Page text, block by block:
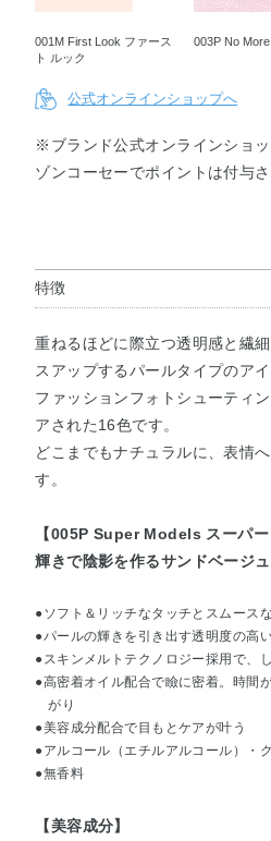
001M First Look ファース
ト ルック
003P No
公式オンラインショップへ
※ブランド公式オンラインショ
ゾンコーセーでポイントは付与さ
特徴
重ねるほどに際立つ透明感と繊
スアップするパールタイプのアイ
ファッションフォトシューティ
アされた16色です。
どこまでもナチュラルに、表情
す。
【005P Super Models スーパー
輝きで陰影を作るサンドベージュ
●ソフト＆リッチなタッチとスムース
●パールの輝きを引き出す透明度の高
●スキンメルトテクノロジー採用で、
●高密着オイル配合で瞼に密着。時間
がり
●美容成分配合で目もとケアが叶う
●アルコール（エチルアルコール）・
●無香料
【美容成分】